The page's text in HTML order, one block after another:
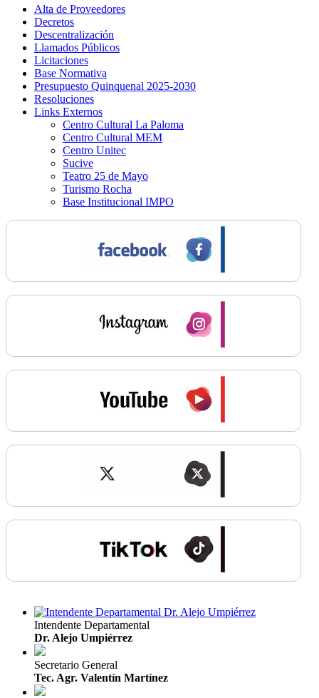
Alta de Proveedores
Decretos
Descentralización
Llamados Públicos
Licitaciones
Base Normativa
Presupuesto Quinquenal 2025-2030
Resoluciones
Links Externos
Centro Cultural La Paloma
Centro Cultural MEM
Centro Unitec
Sucive
Teatro 25 de Mayo
Turismo Rocha
Base Institucional IMPO
Intendente Departamental
Dr. Alejo Umpiérrez
Secretario General
Tec. Agr. Valentín Martínez